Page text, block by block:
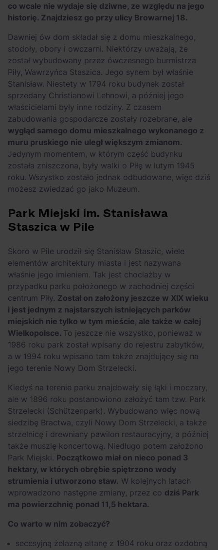
co wcale nie wydaje się dziwne, ze względu na jego
historię. Znajdziesz go przy ulicy Browarnej 18.
Dawniej ów dom składał się z domu mieszkalnego,
stodoły, obory i owczarni. Niektórzy uważają, że
został wybudowany przez ówczesnego burmistrza
Piły, Wawrzyńca Staszica. Jego synem był właśnie
Stanisław. Niestety w 1794 roku budynek został
sprzedany Christianowi Lehnowi, a później jego
właścicielami były inne rodziny. Z czasem
zabudowania gospodarcze zostały rozebrane, ale
wygląd samego domu mieszkalnego wykonanego z
muru pruskiego nie uległ większym zmianom.
Jedynym momentem, w którym część budynku
została zniszczona, były walki o Piłę w lutym 1945
roku. Wszystko zostało jednak odbudowane, więc dziś
możesz zwiedzać go jako Muzeum.
Park Miejski im. Stanisława
Staszica w Pile
Skoro w Pile urodził się Stanisław Staszic, wiele
elementów architektury miasta i jest nazywana
właśnie jego imieniem. Tak jest chociażby w
przypadku parku położonego w zachodniej części
centrum Piły. Został on założony jeszcze w XIX wieku
i jest jednym z najstarszych istniejących parków
miejskich nie tylko w tym mieście, ale także w całej
Wielkopolsce. To jeszcze nie wszystko, ponieważ w
1986 roku park został wpisany do rejestru zabytków,
a w 1994 roku wpisano tam także znajdujący się na
jego terenie Nowy Dom Strzelecki.
Kiedyś na terenie parku znajdowały się łąki i moczary,
ale w 1896 roku postanowiono założyć tam tzw. Park
Strzelecki (Schützenpark). Wybudowano więc nową
siedzibę Bractwa, czyli Nowy Dom Strzelecki, a także
strzelnicę i drewniany pawilon restauracyjny, a później
także muszlę koncertową. Niedługo potem założono
Park Miejski. Początkowo miał on nieco ponad 3
hektary, w których obrębie spiętrzono wody
strumienia i utworzono staw. W kolejnych latach
wprowadzono następne zmiany, przez co dziś Park
ma powierzchnię ponad 11,5 hektara.
Co warto w nim zobaczyć?
secesyjną żelazną altanę z 1904 roku oraz ozdobną